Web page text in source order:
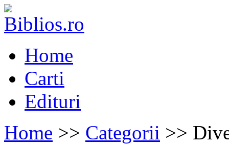
Home
Carti
Edituri
Home >> Categorii >>